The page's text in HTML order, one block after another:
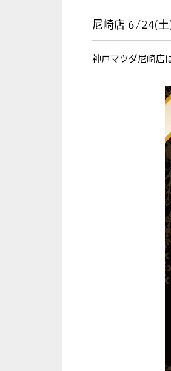
尼崎店 6/24(土
神戸マツダ尼崎店